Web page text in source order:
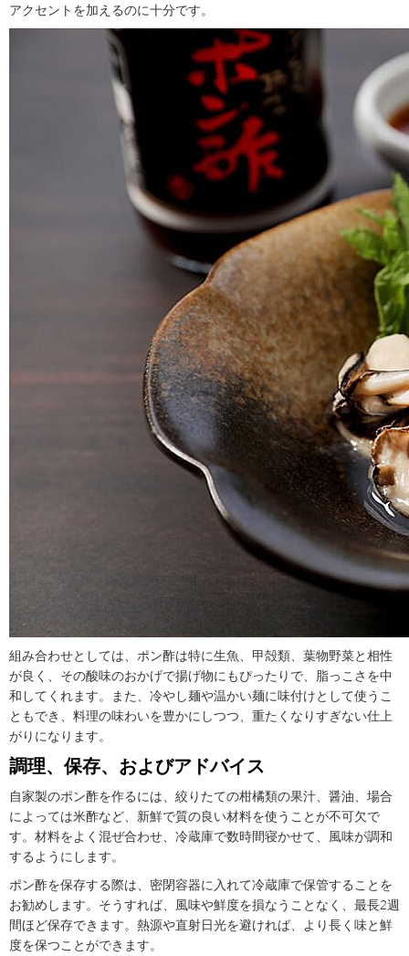
アクセントを加えるのに十分です。
組み合わせとしては、ポン酢は特に生魚、甲殻類、葉物野菜と相性
が良く、その酸味のおかげで揚げ物にもぴったりで、脂っこさを中
和してくれます。また、冷やし麺や温かい麺に味付けとして使うこ
ともでき、料理の味わいを豊かにしつつ、重たくなりすぎない仕上
がりになります。
調理、保存、およびアドバイス
自家製のポン酢を作るには、絞りたての柑橘類の果汁、醤油、場合
によっては米酢など、新鮮で質の良い材料を使うことが不可欠で
す。材料をよく混ぜ合わせ、冷蔵庫で数時間寝かせて、風味が調和
するようにします。
ポン酢を保存する際は、密閉容器に入れて冷蔵庫で保管することを
お勧めします。そうすれば、風味や鮮度を損なうことなく、最長2週
間ほど保存できます。熱源や直射日光を避ければ、より長く味と鮮
度を保つことができます。